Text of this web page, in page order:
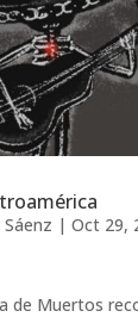
| Oct 29,
de Muertos